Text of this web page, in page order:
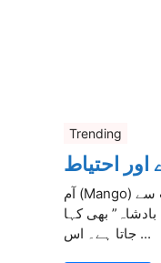
Trending
اور احتیاط
آم (Mango) ایک نہایت مزیدار اور غذائیت سے
بھی کہا
جاتا ہے۔ اس ...